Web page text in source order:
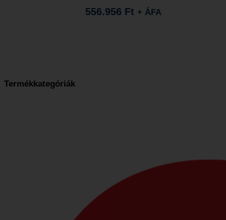
Termékkategóriák
556.956 Ft + ÁFA